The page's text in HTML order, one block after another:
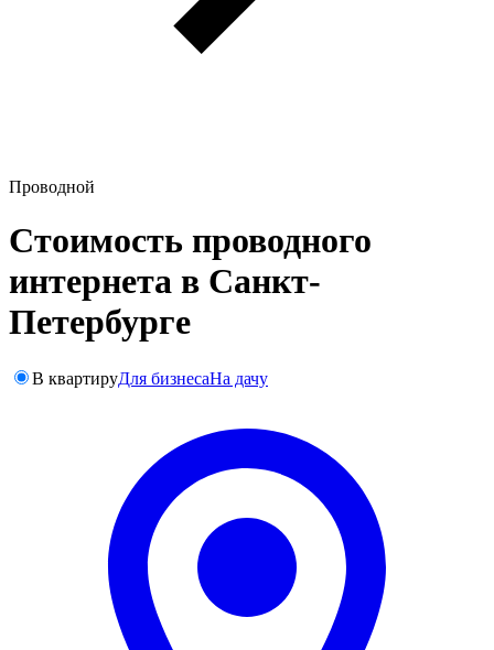
Проводной
Стоимость проводного
интернета в Санкт-
Петербурге
В квартируДля бизнесаНа дачу